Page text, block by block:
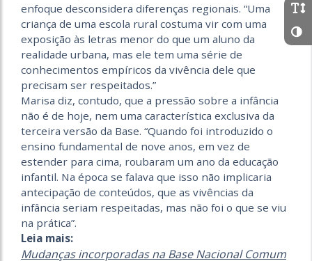
enfoque desconsidera diferenças regionais. “Uma
criança de uma escola rural costuma vir com uma
exposição às letras menor do que um aluno da
realidade urbana, mas ele tem uma série de
conhecimentos empíricos da vivência dele que
precisam ser respeitados.”
Marisa diz, contudo, que a pressão sobre a infância
não é de hoje, nem uma característica exclusiva da
terceira versão da Base. “Quando foi introduzido o
ensino fundamental de nove anos, em vez de
estender para cima, roubaram um ano da educação
infantil. Na época se falava que isso não implicaria
antecipação de conteúdos, que as vivências da
infância seriam respeitadas, mas não foi o que se viu
na prática”.
Leia mais:
Mudanças incorporadas na Base Nacional Comum